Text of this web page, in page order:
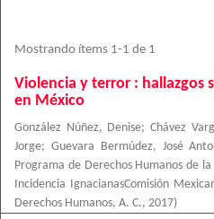
Mostrando ítems 1-1 de 1
Violencia y terror : hallazgos
en México
González Núñez, Denise; Chávez
Jorge; Guevara Bermúdez, José
Programa de Derechos Humanos de
Incidencia IgnacianasComisión
Derechos Humanos, A. C., 2017)